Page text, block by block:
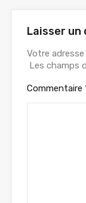
Laisser un
Votre adresse
Les champs
Commentaire